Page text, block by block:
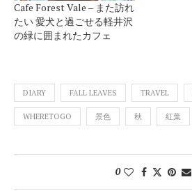
Cafe Forest Vale – また訪れ
たい 愛犬と過ごせる軽井沢
の緑に囲まれたカフェ
DIARY FALL LEAVES TRAVEL
WHERETOGO 景色 秋 紅葉
0